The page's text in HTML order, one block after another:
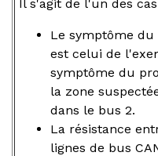
Il s'agit de l'un des
Le symptôme du
est celui de
symptôme du
la zone
dans le bus 2.
La résistance
lignes de bus